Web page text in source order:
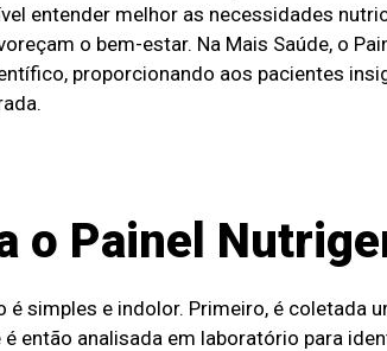
entender melhor as necessidades
o bem-estar. Na Mais Saúde, o
proporcionando aos pacientes
o Painel
simples e indolor. Primeiro, é coletada
então analisada em laboratório para